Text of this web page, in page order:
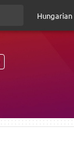
Hungarian